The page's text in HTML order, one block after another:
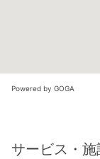
Powered by GOGA
サービス・施